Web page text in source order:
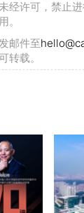
经许可，禁止
。
邮件至
转载。